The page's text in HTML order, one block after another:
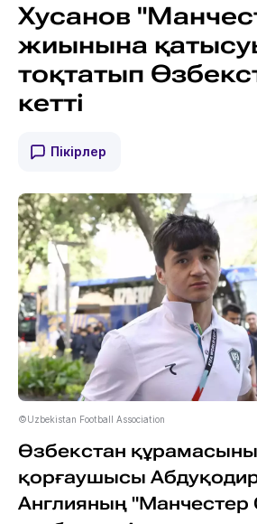
Хусанов
жиынына
тоқтатып
кетті
Пікірлер
©Uzbekistan Football Association
Өзбекстан
қорғаушысы
Англияның "Манчестер